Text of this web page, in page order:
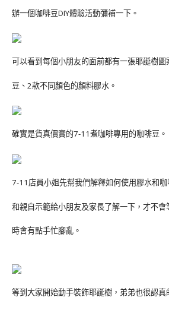
辦一個咖啡豆DIY體驗活動彌補一下。
可以看到每個小朋友的面前都有一張耶誕樹圖
豆、2款不同顏色的顏料膠水。
確實是貨真價實的7-11煮咖啡專用的咖啡豆。
7-11店員小姐先幫我們解釋如何使用膠水和咖
和親自示範給小朋友及家長了解一下，才不會
時會有點手忙腳亂。
等到大家開始動手裝飾耶誕樹，弟弟也很認真